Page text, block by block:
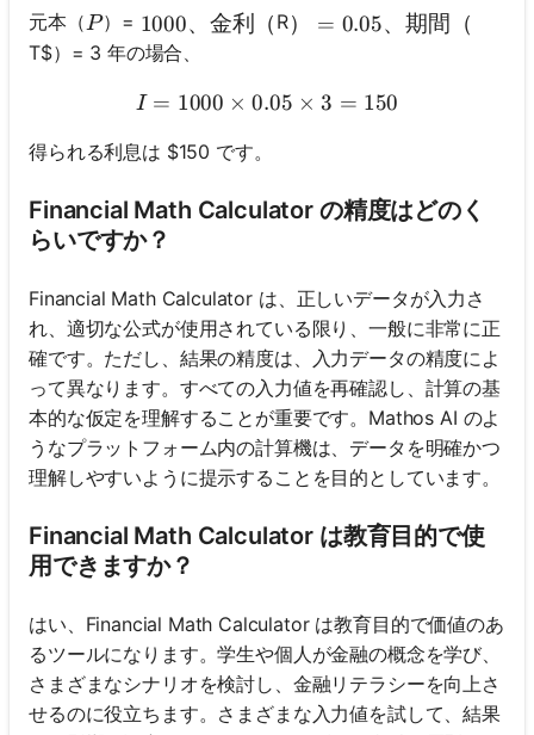
元本（P
P）= 1000、金利（
1000、金利（ R）= 0.05、期間（
） = 0.05、期間（
T$）= 3 年の場合、
I = 1000 \times 0.05
I = 1000 × 0.05 × 3 = 150
得られる利息は $150 です。
Financial Math Calculator の精度はどのく
らいですか？
Financial Math Calculator は、正しいデータが入力さ
れ、適切な公式が使用されている限り、一般に非常に正
確です。ただし、結果の精度は、入力データの精度によ
って異なります。すべての入力値を再確認し、計算の基
本的な仮定を理解することが重要です。Mathos AI のよ
うなプラットフォーム内の計算機は、データを明確かつ
理解しやすいように提示することを目的としています。
Financial Math Calculator は教育目的で使
用できますか？
はい、Financial Math Calculator は教育目的で価値のあ
るツールになります。学生や個人が金融の概念を学び、
さまざまなシナリオを検討し、金融リテラシーを向上さ
せるのに役立ちます。さまざまな入力値を試して、結果